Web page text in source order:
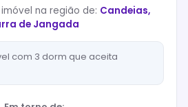
na região de: Candeias,
de Jangada
com 3 dorm que aceita